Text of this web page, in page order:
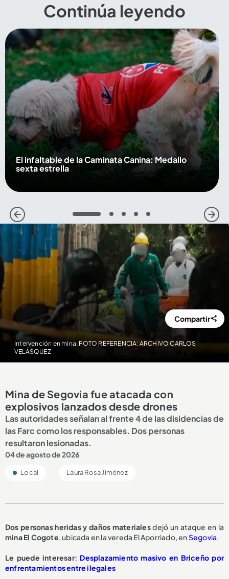
Continúa leyendo
El infaltable de la Caminata Canina: Medallo
sexta estrella
1 2 3 4 5
Intervención en mina. FOTO REFERENCIA: ARCHIVO CARLOS
VELÁSQUEZ
Compartir
Mina de Segovia fue atacada con
explosivos lanzados desde drones
Las autoridades señalan al frente 4 de las disidencias de
las Farc como los responsables. Dos personas
resultaron lesionadas.
04 de agosto de 2026
Local Laura Rosa Jiménez
Dos personas heridas y daños materialesdejó un ataque en la
mina El Cogote, ubicada en la vereda El Aporriado, enSegovia.
Le puede interesar: Desplazamiento masivo en Briceño por
enfrentamientos entre ilegales